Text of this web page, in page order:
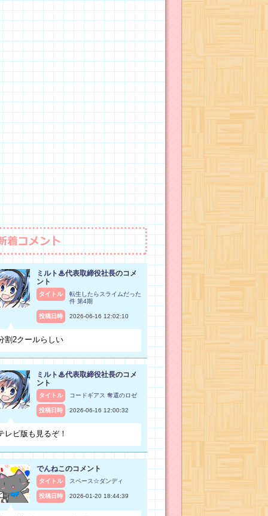
ミルト♨代表取締役社長のコメ
ント
タイトル
転生したらスライムだった
件 第4期
投稿日時 2026-06-16 12:02:10
割2クールらしい
ミルト♨代表取締役社長のコメ
ント
タイトル コードギアス 奪還のロゼ
投稿日時 2026-06-16 12:00:32
レビ版も見るぞ！
でんねこのコメント
タイトル スペース☆ダンディ
投稿日時 2026-01-20 18:44:39